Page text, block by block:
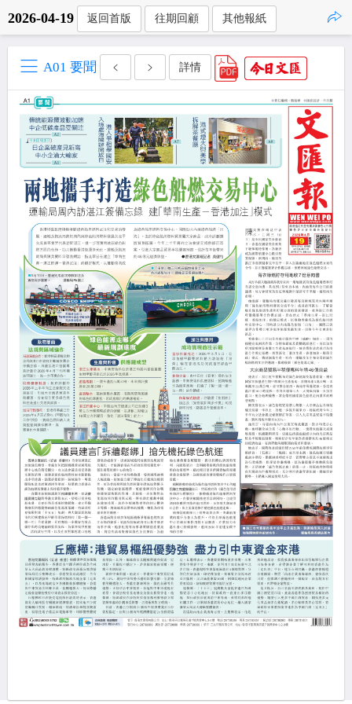
2026-04-19 返回首版 往期回顧 其他報紙
A01 要聞 詳情